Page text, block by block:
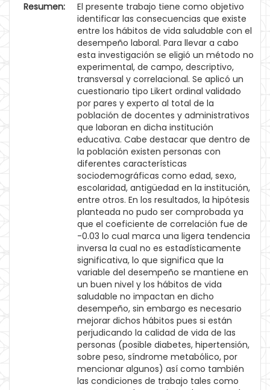
Resumen:
El presente trabajo tiene como objetivo
identificar las consecuencias que existe
entre los hábitos de vida saludable con el
desempeño laboral. Para llevar a cabo
esta investigación se eligió un método no
experimental, de campo, descriptivo,
transversal y correlacional. Se aplicó un
cuestionario tipo Likert ordinal validado
por pares y experto al total de la
población de docentes y administrativos
que laboran en dicha institución
educativa. Cabe destacar que dentro de
la población existen personas con
diferentes características
sociodemográficas como edad, sexo,
escolaridad, antigüedad en la institución,
entre otros. En los resultados, la hipótesis
planteada no pudo ser comprobada ya
que el coeficiente de correlación fue de
-0.03 lo cual marca una ligera tendencia
inversa la cual no es estadísticamente
significativa, lo que significa que la
variable del desempeño se mantiene en
un buen nivel y los hábitos de vida
saludable no impactan en dicho
desempeño, sin embargo es necesario
mejorar dichos hábitos pues si están
perjudicando la calidad de vida de las
personas (posible diabetes, hipertensión,
sobre peso, síndrome metabólico, por
mencionar algunos) así como también
las condiciones de trabajo tales como